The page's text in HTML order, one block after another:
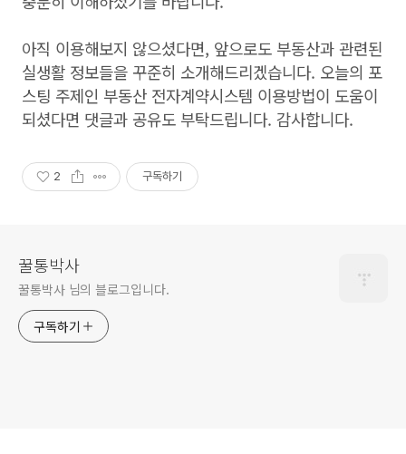
아직 이용해보지 않으셨다면, 앞으로도 부동산과 관련된
실생활 정보들을 꾸준히 소개해드리겠습니다. 오늘의 포
스팅 주제인 부동산 전자계약시스템 이용방법이 도움이
되셨다면 댓글과 공유도 부탁드립니다. 감사합니다.
2 구독하기
꿀통박사
꿀통박사 님의 블로그입니다.
구독하기